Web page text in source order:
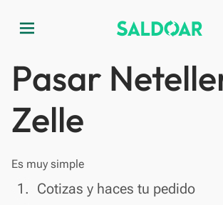
menu
Pasar
Zelle
Es muy simple
done
1. Cotizas y haces tu pedido